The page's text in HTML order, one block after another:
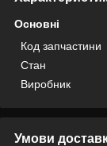
Основні
Код запчастини
Стан
Виробник
Умови